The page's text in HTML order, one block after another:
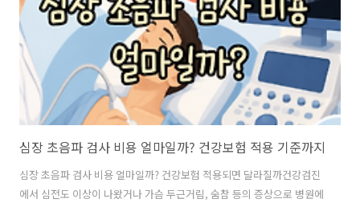
디까지 확인할 수 있고 어디부터 한계가 있는 검사인지 함께 알아두는 것
이 좋습니다 복부 초음파 ..
심장 초음파 검사 비용 얼마일까? 건강보험 적용 기준까지
심장 초음파 검사 비용 얼마일까? 건강보험 적용되면 달라질까건강검진
에서 심전도 이상이 나왔거나 가슴 두근거림, 숨참 등의 증상으로 병원에